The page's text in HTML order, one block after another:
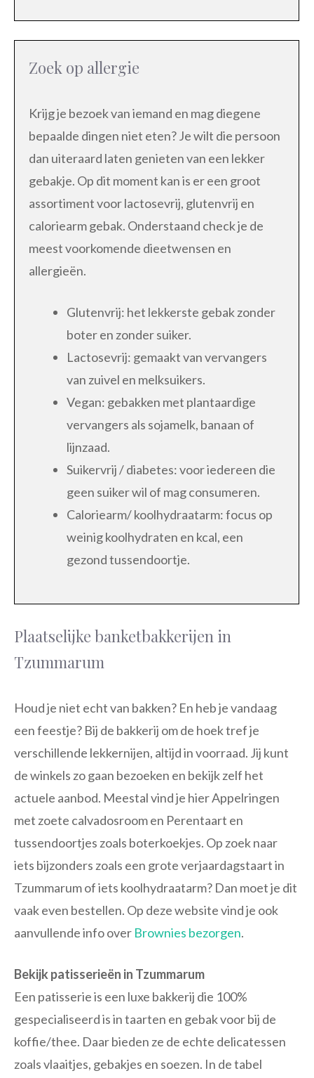
Zoek op allergie
Krijg je bezoek van iemand en mag diegene
bepaalde dingen niet eten? Je wilt die persoon
dan uiteraard laten genieten van een lekker
gebakje. Op dit moment kan is er een groot
assortiment voor lactosevrij, glutenvrij en
caloriearm gebak. Onderstaand check je de
meest voorkomende dieetwensen en
allergieën.
Glutenvrij: het lekkerste gebak zonder
boter en zonder suiker.
Lactosevrij: gemaakt van vervangers
van zuivel en melksuikers.
Vegan: gebakken met plantaardige
vervangers als sojamelk, banaan of
lijnzaad.
Suikervrij / diabetes: voor iedereen die
geen suiker wil of mag consumeren.
Caloriearm/ koolhydraatarm: focus op
weinig koolhydraten en kcal, een
gezond tussendoortje.
Plaatselijke banketbakkerijen in
Tzummarum
Houd je niet echt van bakken? En heb je vandaag
een feestje? Bij de bakkerij om de hoek tref je
verschillende lekkernijen, altijd in voorraad. Jij kunt
de winkels zo gaan bezoeken en bekijk zelf het
actuele aanbod. Meestal vind je hier Appelringen
met zoete calvadosroom en Perentaart en
tussendoortjes zoals boterkoekjes. Op zoek naar
iets bijzonders zoals een grote verjaardagstaart in
Tzummarum of iets koolhydraatarm? Dan moet je dit
vaak even bestellen. Op deze website vind je ook
aanvullende info over Brownies bezorgen.
Bekijk patisserieën in Tzummarum
Een patisserie is een luxe bakkerij die 100%
gespecialiseerd is in taarten en gebak voor bij de
koffie/thee. Daar bieden ze de echte delicatessen
zoals vlaaitjes, gebakjes en soezen. In de tabel